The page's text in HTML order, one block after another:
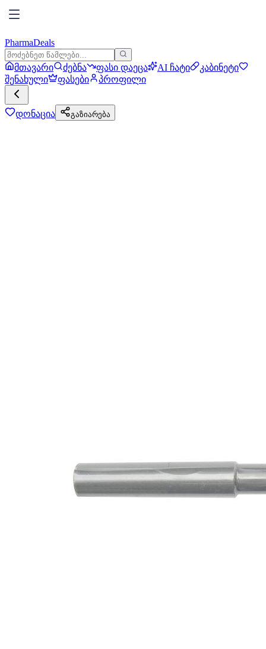
PharmaDeals
მთავარი ძებნა ფასი დაეცა AI ჩატი
კაბინეტი
შენახული
ფასები პროფილი
დონაცია გაზიარება